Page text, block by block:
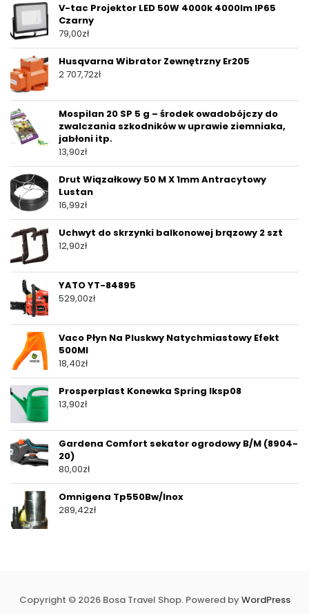
V-tac Projektor LED 50W 4000k 4000lm IP65
Czarny
79,00zł
Husqvarna Wibrator Zewnętrzny Er205
2 707,72zł
Mospilan 20 SP 5 g – środek owadobójczy do
zwalczania szkodników w uprawie ziemniaka,
jabłoni itp.
13,90zł
Drut Wiązałkowy 50 M X 1mm Antracytowy
Lustan
16,99zł
Uchwyt do skrzynki balkonowej brązowy 2 szt
12,90zł
YATO YT-84895
529,00zł
Vaco Płyn Na Pluskwy Natychmiastowy Efekt
500Ml
18,40zł
Prosperplast Konewka Spring Iksp08
13,90zł
Gardena Comfort sekator ogrodowy B/M (8904-
20)
80,00zł
Omnigena Tp550Bw/Inox
289,42zł
Copyright © 2026 Bosa Travel Shop. Powered byWordPress